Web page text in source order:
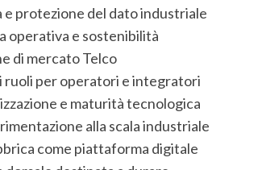
e protezione del dato industriale
operativa e sostenibilità
di mercato Telco
ruoli per operatori e integratori
e maturità tecnologica
alla scala industriale
come piattaforma digitale